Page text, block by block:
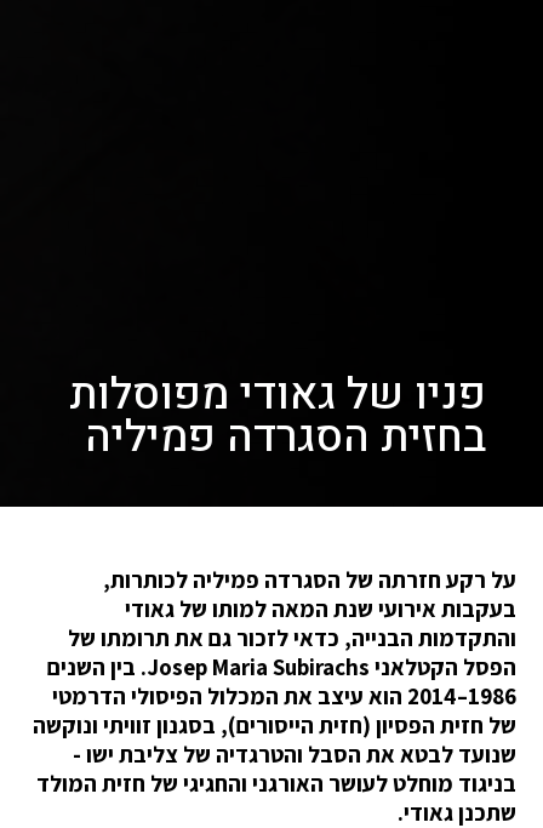
פניו של גאודי מפוסלות
בחזית הסגרדה פמיליה
על רקע חזרתה של הסגרדה פמיליה לכותרות,
בעקבות אירועי שנת המאה למותו של גאודי
והתקדמות הבנייה, כדאי לזכור גם את תרומתו של
הפסל הקטלאני Josep Maria Subirachs. בין השנים
1986–2014 הוא עיצב את המכלול הפיסולי הדרמטי
של חזית הפסיון (חזית הייסורים), בסגנון זוויתי ונוקשה
שנועד לבטא את הסבל והטרגדיה של צליבת ישו -
בניגוד מוחלט לעושר האורגני והחגיגי של חזית המולד
שתכנן גאודי.